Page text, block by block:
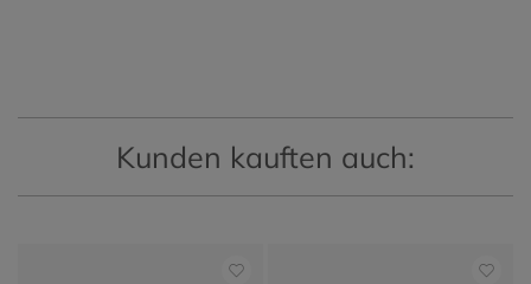
Kunden kauften auch: